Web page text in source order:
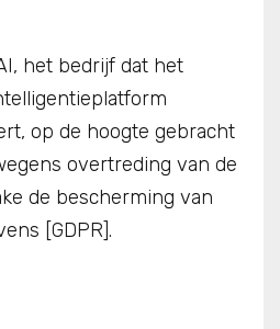
het bedrijf dat het
op de hoogte gebracht
overtreding van de
de bescherming van
[GDPR].